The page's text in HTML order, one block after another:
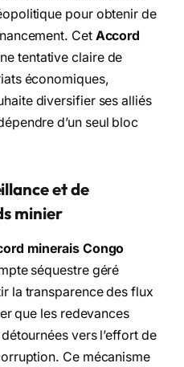
pour obtenir de
Cet Accord
tentative claire de
économiques,
diversifier ses alliés
d’un seul bloc
et de
minier
minerais Congo
séquestre géré
la transparence des flux
que les redevances
vers l’effort de
Ce mécanisme